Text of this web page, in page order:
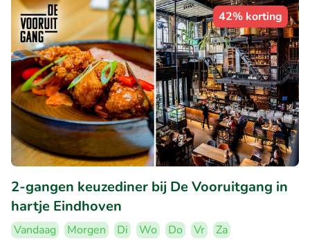
42% korting
2-gangen keuzediner bij De Vooruitgang in
hartje Eindhoven
Vandaag Morgen Di Wo Do Vr
Za